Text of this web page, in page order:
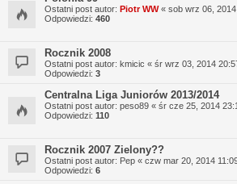
Ostatni post autor: Piotr WW« sob wrz 06,
Odpowiedzi: 460
Rocznik 2008
Ostatni post autor: kmicic « śr wrz 03, 2014
Odpowiedzi: 3
Centralna Liga Juniorów 2013/2014
Ostatni post autor: peso89 « śr cze 25, 2014
Odpowiedzi: 110
Rocznik 2007 Zielony??
Ostatni post autor: Pep « czw mar 20, 2014
Odpowiedzi: 6